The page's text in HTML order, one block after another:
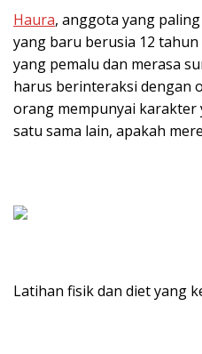
Haura, anggota yang
yang baru berusia 12
yang pemalu dan merasa
harus berinteraksi dengan
orang mempunyai karakter
satu sama lain, apakah
Latihan fisik dan diet yang